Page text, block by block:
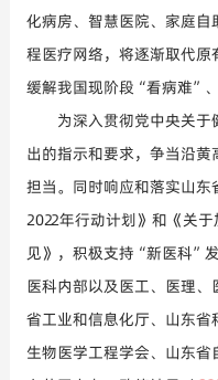
化病房、智慧医院、家庭
程医疗网络，将逐渐取代
缓解我国现阶段 “看病难” 、
为深入贯彻党中央关
出的指示和要求，争当沿
担当。同时响应和落实山
2022年行动计划》和《关
见》， 积极支持 “新医科”
医科内部以及医工、医理、
省工业和信息化厅、山东
生物医学工程学会、山东